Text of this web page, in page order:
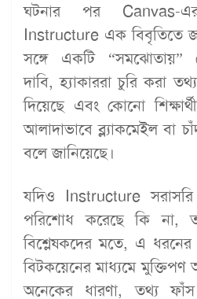
ঘটনার পর Canvas-এর
Instructure এক বিবৃতিতে
সঙ্গে একটি “সমঝোতায়”
দাবি, হ্যাকাররা চুরি করা
দিয়েছে এবং কোনো
আলাদাভাবে ব্ল্যাকমেইল বা
বলে জানিয়েছে।
যদিও Instructure
পরিশোধ করেছে কি না,
বিশ্লেষকদের মতে, এ ধরনের
বিটকয়েনের মাধ্যমে
অনেকের ধারণা, তথ্য ফাঁস